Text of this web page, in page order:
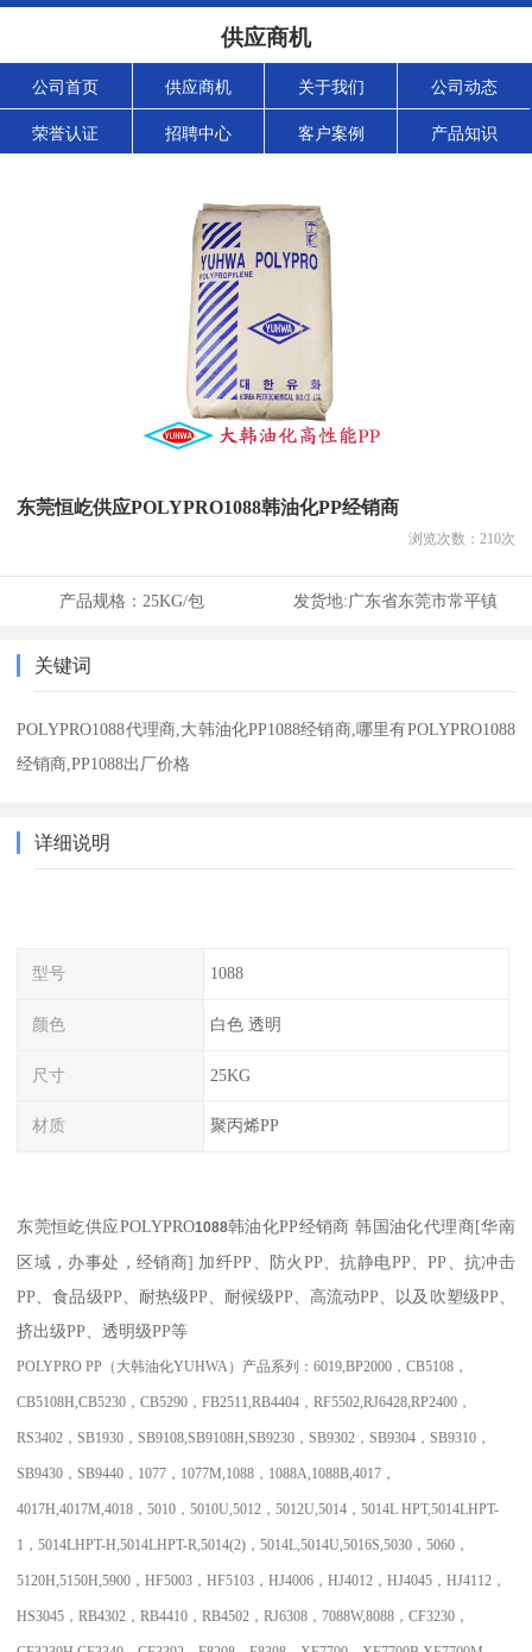
供应商机
公司首页 供应商机 关于我们 公司动态
荣誉认证 招聘中心 客户案例 产品知识
东莞恒屹供应POLYPRO1088韩油化PP经销商
浏览次数： 210次
产品规格： 25KG/包 发货地:广东省东莞市常平镇
关键词
POLYPRO1088代理商,大韩油化PP1088经销商,哪里有POLYPRO1088
经销商,PP1088出厂价格
详细说明
型号 1088
颜色 白色 透明
尺寸 25KG
材质 聚丙烯PP
东莞恒屹供应POLYPRO1088韩油化PP经销商韩国油化代理商[华南
区域，办事处，经销商] 加纤PP 、防火PP 、抗静电PP 、PP 、抗冲击
PP 、食品级PP 、耐热级PP 、耐候级PP 、高流动PP 、以及吹塑级PP
挤出级PP 、透明级PP等
POLYPRO PP （大韩油化YUHWA）产品系列：6019,BP2000 ，CB5108 ，
CB5108H,CB5230 ，CB5290 ，FB2511,RB4404 ，RF5502,RJ6428,RP2400 ，
RS3402 ，SB1930 ，SB9108,SB9108H,SB9230 ，SB9302 ，SB9304 ，SB9310 ，
SB9430 ，SB9440 ， 1077 ， 1077M,1088 ， 1088A,1088B,4017 ，
4017H,4017M,4018 ，5010 ，5010U,5012 ，5012U,5014 ，5014L HPT,5014LHPT-
1 ，5014LHPT-H,5014LHPT-R,5014(2) ，5014L,5014U,5016S,5030 ，5060 ，
5120H,5150H,5900 ，HF5003 ，HF5103 ，HJ4006 ，HJ4012 ，HJ4045 ，HJ4112 ，
HS3045 ，RB4302 ，RB4410 ，RB4502 ，RJ6308 ，7088W,8088 ，CF3230 ，